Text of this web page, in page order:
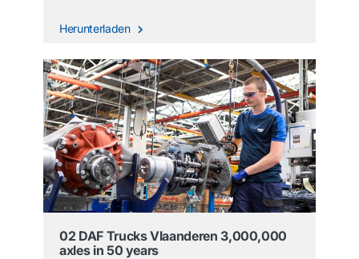
Herunterladen
02 DAF Trucks Vlaanderen 3,000,000
axles in 50 years